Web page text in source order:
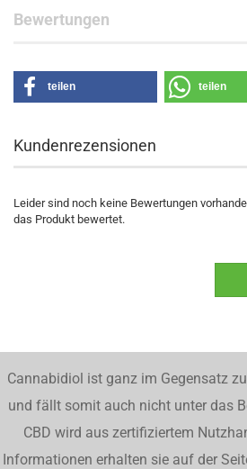
Bewertungen
teilen teilen
Kundenrezensionen
Leider sind noch keine Bewertungen
das Produkt bewertet.
Cannabidiol ist ganz im Gegensatz
und fällt somit auch nicht unter das
CBD wird aus zertifiziertem
Informationen erhalten sie auf der